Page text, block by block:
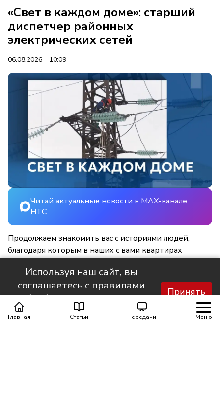
Главная Статьи Передачи Меню
«Свет в каждом доме»: старший
диспетчер районных
электрических сетей
06.08.2026 - 10:09
Читай актуальные новости в MAX-канале
НТС
Продолжаем знакомить вас с историями людей,
благодаря которым в наших с вами квартирах
Используя наш сайт, вы
соглашаетесь с правилами
обработки персональных
данных.
Принять